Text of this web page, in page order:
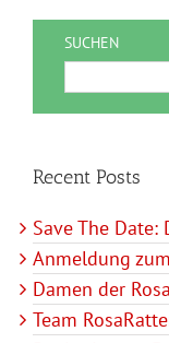
SUCHEN
Recent Posts
Save The
Anmeldung
Damen der
Team